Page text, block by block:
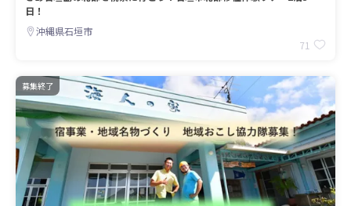
日！
沖縄県石垣市
71
募集終了